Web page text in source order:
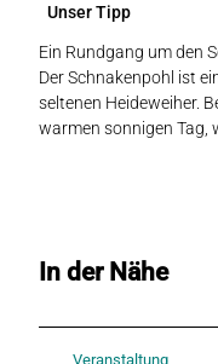
Unser Tipp
Ein Rundgang um den
Der Schnakenpohl ist
seltenen Heideweiher.
warmen sonnigen Tag,
In der Nähe
Veranstaltung